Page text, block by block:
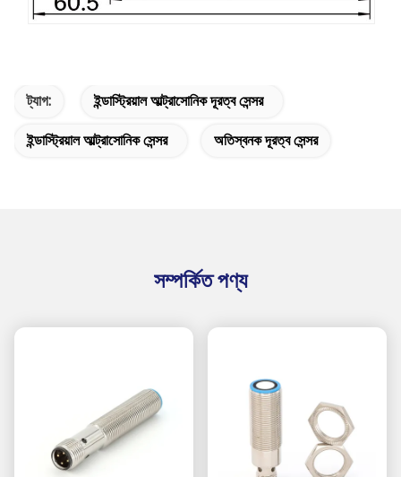
ট্যাগ:
ইন্ডাস্ট্রিয়াল আল্ট্রাসোনিক দূরত্ব সেন্সর
ইন্ডাস্ট্রিয়াল আল্ট্রাসোনিক সেন্সর
অতিস্বনক দূরত্ব সেন্সর
সম্পর্কিত পণ্য